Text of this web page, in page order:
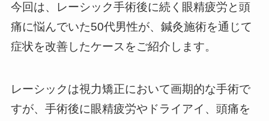
今回は、レーシック手術後に続く眼精疲労と頭
痛に悩んでいた50代男性が、鍼灸施術を通じて
症状を改善したケースをご紹介します。
レーシックは視力矯正において画期的な手術で
すが、手術後に眼精疲労やドライアイ、頭痛を